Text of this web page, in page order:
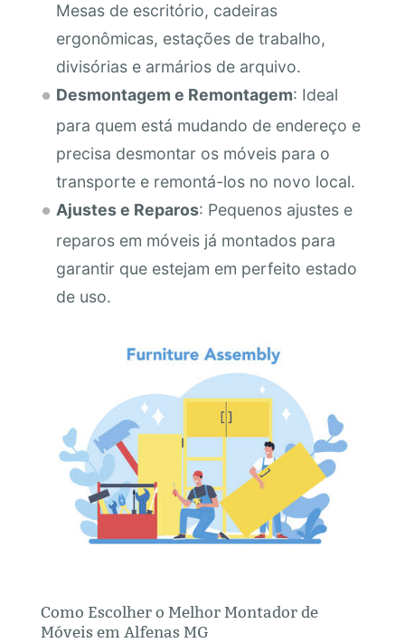
Mesas de escritório, cadeiras
ergonômicas, estações de trabalho,
divisórias e armários de arquivo.
Desmontagem e Remontagem: Ideal
para quem está mudando de endereço e
precisa desmontar os móveis para o
transporte e remontá-los no novo local.
Ajustes e Reparos: Pequenos ajustes e
reparos em móveis já montados para
garantir que estejam em perfeito estado
de uso.
Como Escolher o Melhor Montador de
Móveis em Alfenas MG